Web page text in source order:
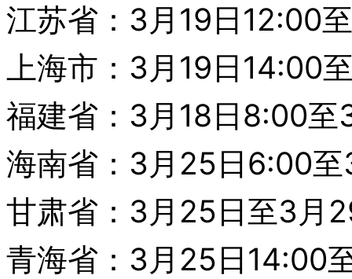
江苏省：3月19日12:00
上海市：3月19日14:00
福建省：3月18日8:00
海南省：3月25日6:00
甘肃省：3月25日至3月
青海省：3月25日14:00